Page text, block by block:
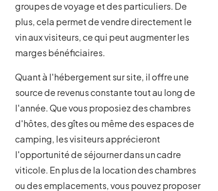
groupes de voyage et des particuliers. De
plus, cela permet de vendre directement le
vin aux visiteurs, ce qui peut augmenter les
marges bénéficiaires.
Quant à l'hébergement sur site, il offre une
source de revenus constante tout au long de
l'année. Que vous proposiez des chambres
d'hôtes, des gîtes ou même des espaces de
camping, les visiteurs apprécieront
l'opportunité de séjourner dans un cadre
viticole. En plus de la location des chambres
ou des emplacements, vous pouvez proposer